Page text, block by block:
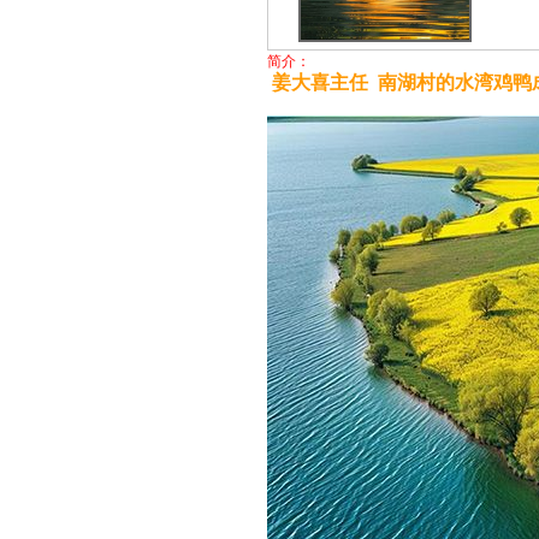
简介：
姜大喜主任 南湖村的水湾鸡鸭